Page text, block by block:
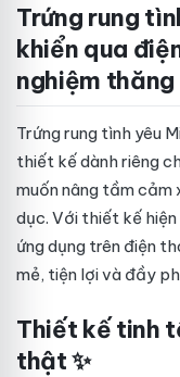
Trứng rung
khiển qua
nghiệm thăng
Trứng rung tình yêu
thiết kế dành riêng
muốn nâng tầm cảm
dục. Với thiết kế
ứng dụng trên điện
mẻ, tiện lợi và đầy
Thiết kế tinh
thật ✨